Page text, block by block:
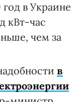
в Украине
кВт-час
чем за
в